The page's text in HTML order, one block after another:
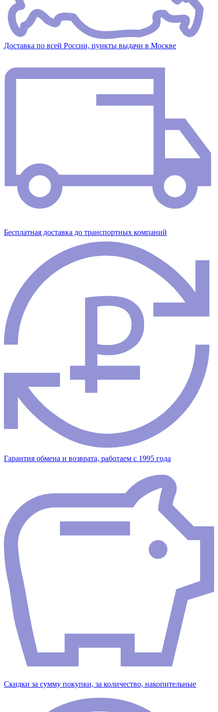
Доставка по всей России, пункты выдачи в Москве
Бесплатная доставка до транспортных компаний
Гарантия обмена и возврата, работаем с 1995 года
Скидки за сумму покупки, за количество, накопительные